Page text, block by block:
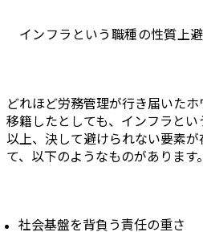
インフラという職種の性質上
どれほど労務管理が行き届いた
移籍したとしても、インフラとい
以上、決して避けられない要素が
て、以下のようなものがあります。
社会基盤を背負う責任の重さ